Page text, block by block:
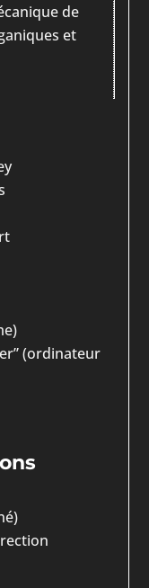
de
et
(ordinateur